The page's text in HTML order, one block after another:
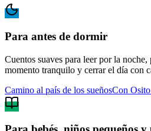
Para antes de dormir
Cuentos suaves para leer por la
momento tranquilo y cerrar el día con
Camino al país de los sueñosCon